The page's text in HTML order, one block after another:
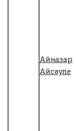
Айназар
Айсәуле